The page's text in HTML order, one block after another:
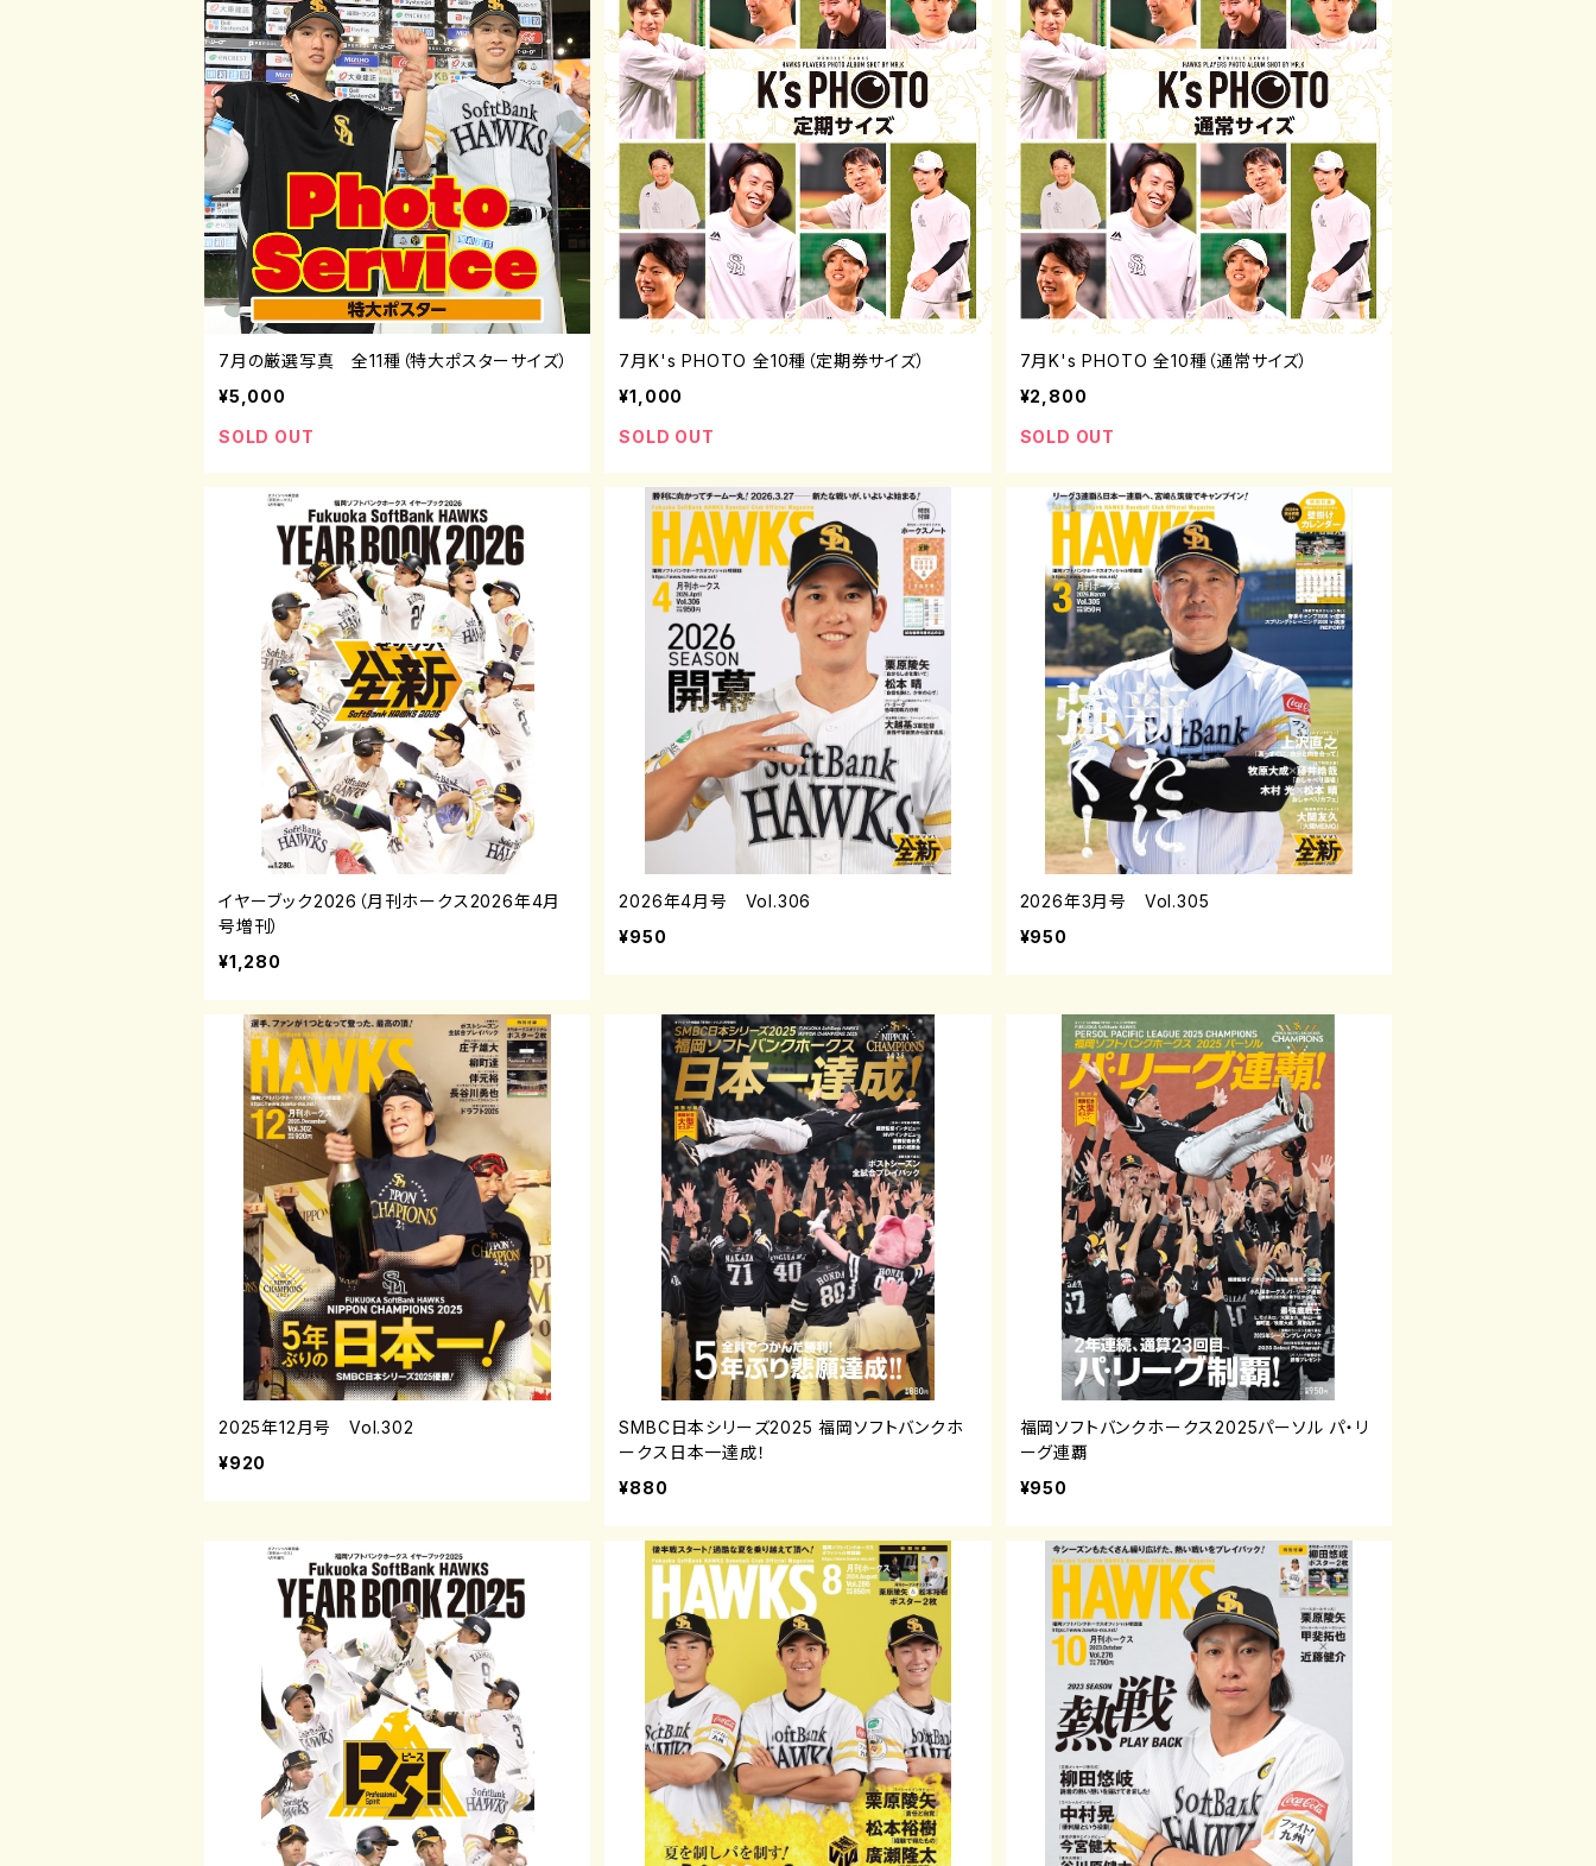
7月の厳選写真 全11種（特大ポスターサイズ）
¥5,000
SOLD OUT
7月K's PHOTO 全10種（定期券サイズ）
¥1,000
SOLD OUT
7月K's PHOTO 全10種（通常サイズ）
¥2,800
SOLD OUT
イヤーブック2026（月刊ホークス2026年4月
号増刊）
¥1,280
2026年4月号 Vol.306
¥950
2026年3月号 Vol.305
¥950
2025年12月号 Vol.302
¥920
SMBC日本シリーズ2025 福岡ソフトバンクホ
ークス日本一達成！
¥880
福岡ソフトバンクホークス2025パーソル パ・リ
ーグ連覇
¥950